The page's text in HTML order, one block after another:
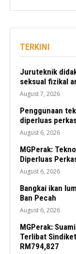
TERKINI
Juruteknik
seksual fizikal
August 7, 2026
Penggunaan
diperluas
August 6, 2026
MGPerak:
Diperluas
August 6, 2026
Bangkai ikan
Ban Pecah
August 6, 2026
MGPerak:
Terlibat
RM794,827